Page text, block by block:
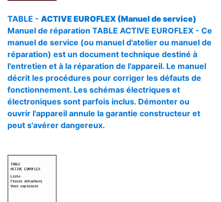
TABLE - ACTIVE EUROFLEX (Manuel de service)
Manuel de réparation TABLE ACTIVE EUROFLEX - Ce
manuel de service (ou manuel d'atelier ou manuel de
réparation) est un document technique destiné à
l'entretien et à la réparation de l'appareil. Le manuel
décrit les procédures pour corriger les défauts de
fonctionnement. Les schémas électriques et
électroniques sont parfois inclus. Démonter ou
ouvrir l'appareil annule la garantie constructeur et
peut s'avérer dangereux.